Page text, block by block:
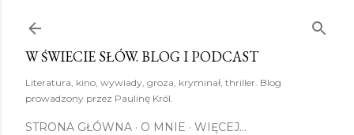
W ŚWIECIE SŁÓW. BLOG I PODCAST
Literatura, kino, wywiady, groza, kryminał, thriller. Blog
prowadzony przez Paulinę Król.
STRONA GŁÓWNA O MNIE WIĘCEJ…